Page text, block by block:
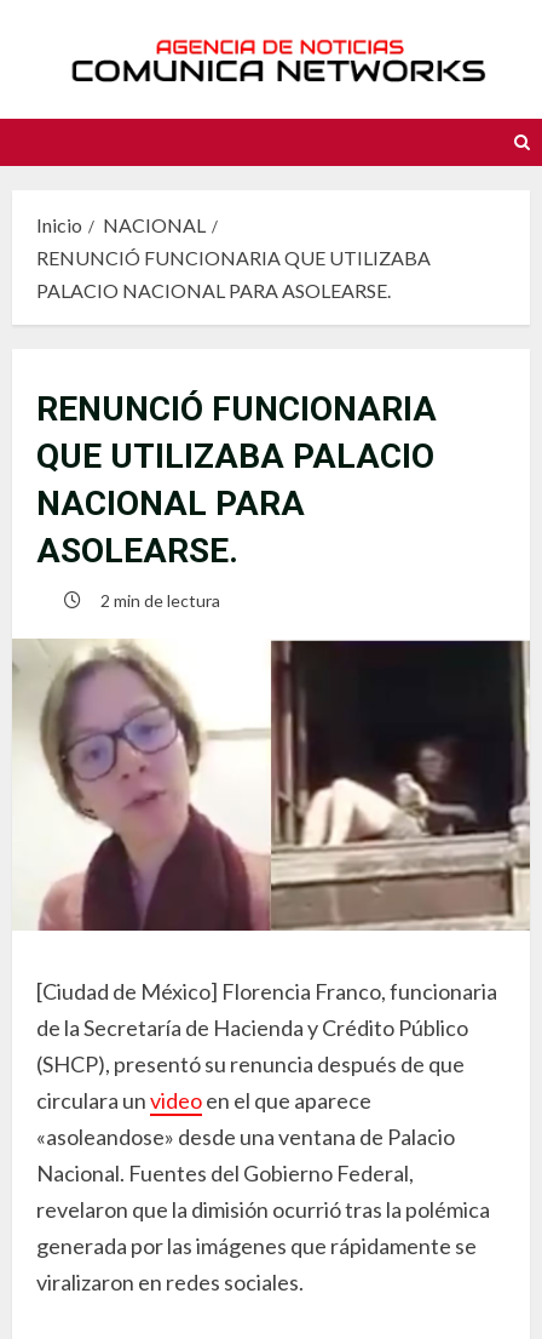
contenido
Inicio
NACIONAL
RENUNCIÓ FUNCIONARIA QUE UTILIZABA
PALACIO NACIONAL PARA ASOLEARSE.
RENUNCIÓ FUNCIONARIA
QUE UTILIZABA PALACIO
NACIONAL PARA
ASOLEARSE.
2 min de lectura
[Ciudad de México] Florencia Franco, funcionaria
de la Secretaría de Hacienda y Crédito Público
(SHCP), presentó su renuncia después de que
circulara unvideoen el que aparece
«asoleandose» desde una ventana de Palacio
Nacional. Fuentes del Gobierno Federal,
revelaron que la dimisión ocurrió tras la polémica
generada por las imágenes que rápidamente se
viralizaron en redes sociales.